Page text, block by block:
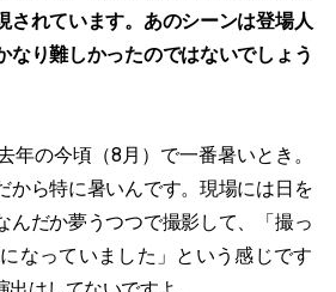
されています。あのシーンは登場人
なり難しかったのではないでしょう
年の今頃（8月）で一番暑いとき。
から特に暑いんです。現場には日を
んだか夢うつつで撮影して、「撮っ
なっていました」という感じです